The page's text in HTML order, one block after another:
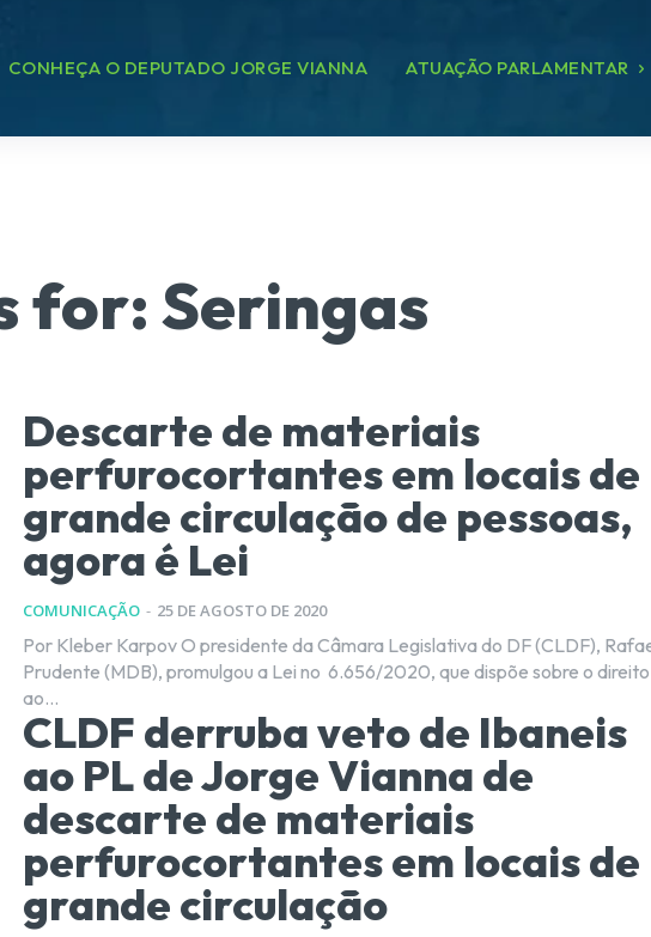
CONHEÇA O DEPUTADO JORGE VIANNA ATUAÇÃO PARLAMENTAR
for:Seringas
Descarte de materiais
perfurocortantes em locais de
grande circulação de pessoas,
agora é Lei
COMUNICAÇÃO - 25 DE AGOSTO DE 2020
Por Kleber Karpov O presidente da Câmara Legislativa do DF (CLDF), Rafael
Prudente (MDB), promulgou a Lei no 6.656/2020, que dispõe sobre o direito
ao...
CLDF derruba veto de Ibaneis
ao PL de Jorge Vianna de
descarte de materiais
perfurocortantes em locais de
grande circulação